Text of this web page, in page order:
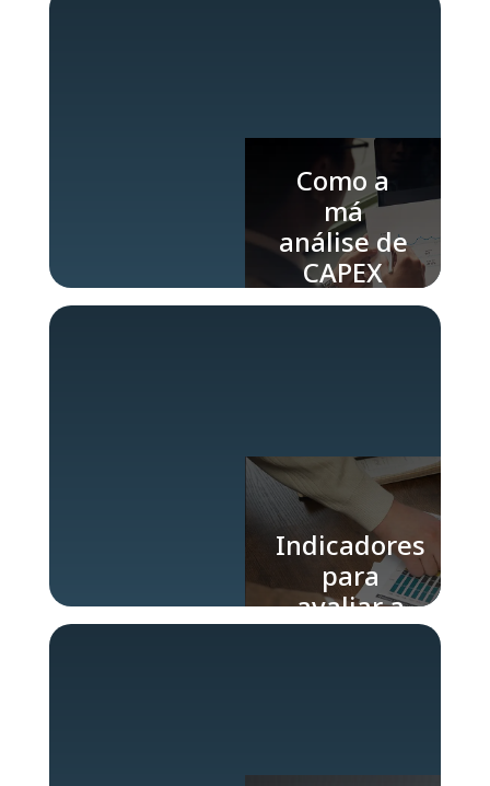
Como a
má
análise de
CAPEX
impacta o
Indicadores
para
avaliar a
eficiência